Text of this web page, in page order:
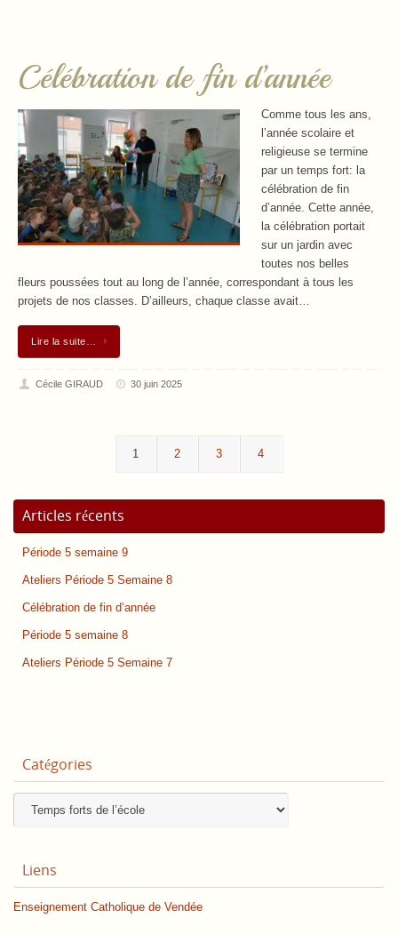
Célébration de fin d’année
Comme tous les ans,
l’année scolaire et
religieuse se termine
par un temps fort: la
célébration de fin
d’année. Cette année,
la célébration portait
sur un jardin avec
toutes nos belles
fleurs poussées tout au long de l’année, correspondant à tous les
projets de nos classes. D’ailleurs, chaque classe avait…
Lire la suite…
Cécile GIRAUD 30 juin 2025
1 2 3 4
Articles récents
Période 5 semaine 9
Ateliers Période 5 Semaine 8
Célébration de fin d’année
Période 5 semaine 8
Ateliers Période 5 Semaine 7
Catégories
Liens
Enseignement Catholique de Vendée